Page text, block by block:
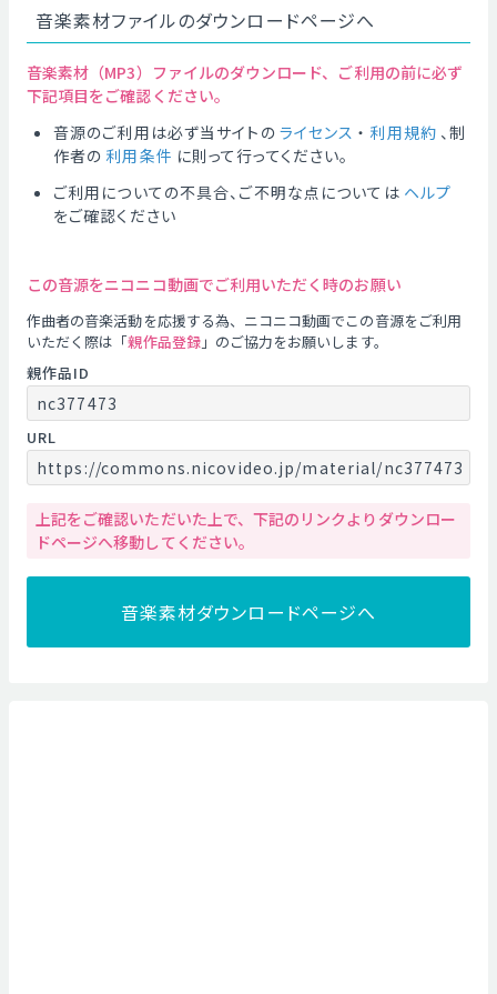
音楽素材ファイルのダウンロードページへ
音楽素材（MP3）ファイルのダウンロード、ご利用の前に必ず
下記項目をご確認ください。
音源のご利用は必ず当サイトの ライセンス ・ 利用規約 、制
作者の 利用条件 に則って行ってください。
ご利用についての不具合、ご不明な点については ヘルプ
をご確認ください
この音源をニコニコ動画でご利用いただく時のお願い
作曲者の音楽活動を応援する為、ニコニコ動画でこの音源をご利用
いただく際は「親作品登録」のご協力をお願いします。
親作品ID
nc377473
URL
https://commons.nicovideo.jp/material/nc377473
上記をご確認いただいた上で、下記のリンクよりダウンロー
ドページへ移動してください。
音楽素材ダウンロードページへ